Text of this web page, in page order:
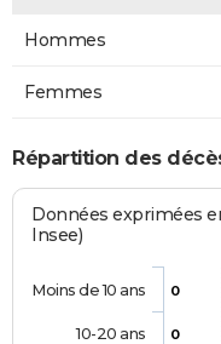
Hommes
Femmes
Répartition des
Données exprimées
Insee)
0
0
Moins de 10 ans
10-20 ans